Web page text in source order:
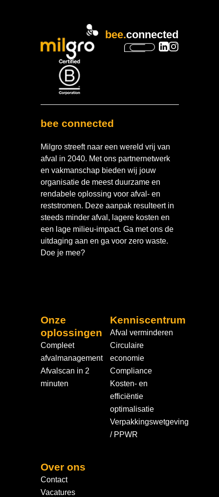
bee.connected
bee connected
Milgro streeft naar een wereld vrij van
afval in 2040. Met ons partnernetwerk
en vakmanschap bieden wij jouw
organisatie de meest duurzame en
rendabele oplossing voor afval- en
reststromen. Deze aanpak resulteert in
steeds minder afval, lagere kosten en
een lage milieu-impact. Ga met ons de
uitdaging aan en ga voor zero waste.
Doe je mee?
Onze
oplossingen
Compleet
afvalmanagement
Afvalscan in 2
minuten
Kenniscentrum
Afval verminderen
Circulaire
economie
Compliance
Kosten- en
efficiëntie
optimalisatie
Verpakkingswetgeving
/ PPWR
Over ons
Contact
Vacatures